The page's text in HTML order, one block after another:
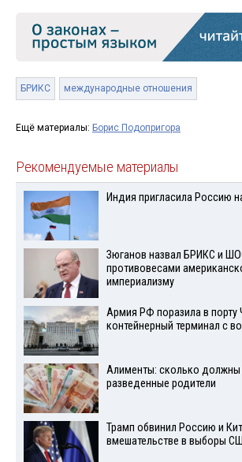
БРИКС международные отношения
Ещё материалы: Борис Подопригора
Рекомендуемые материалы
Индия пригласила Россию
Зюганов назвал БРИКС и
противовесами
империализму
Армия РФ поразила в порту
контейнерный терминал с
Алименты: сколько должны
разведенные родители
Трамп обвинил Россию и
вмешательстве в выборы